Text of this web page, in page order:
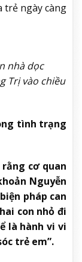
trẻ ngày càng
nhà dọc
Trị vào chiều
tình trạng
cơ quan
Nguyễn
pháp can
con nhỏ đi
là hành vi vi
trẻ em”.